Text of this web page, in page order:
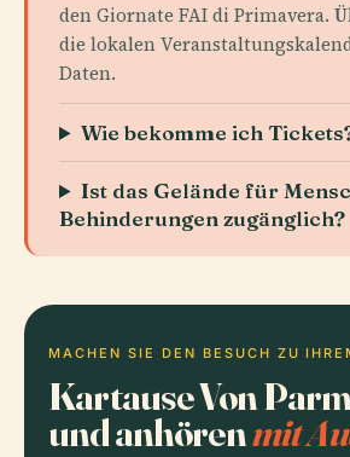
den Giornate FAI di Primavera.
die lokalen
Daten.
Wie bekomme ich
Ist das Gelände für
Behinderungen zugänglich?
MACHEN SIE DEN BESUCH ZU
Kartause Von
und anhörenmit